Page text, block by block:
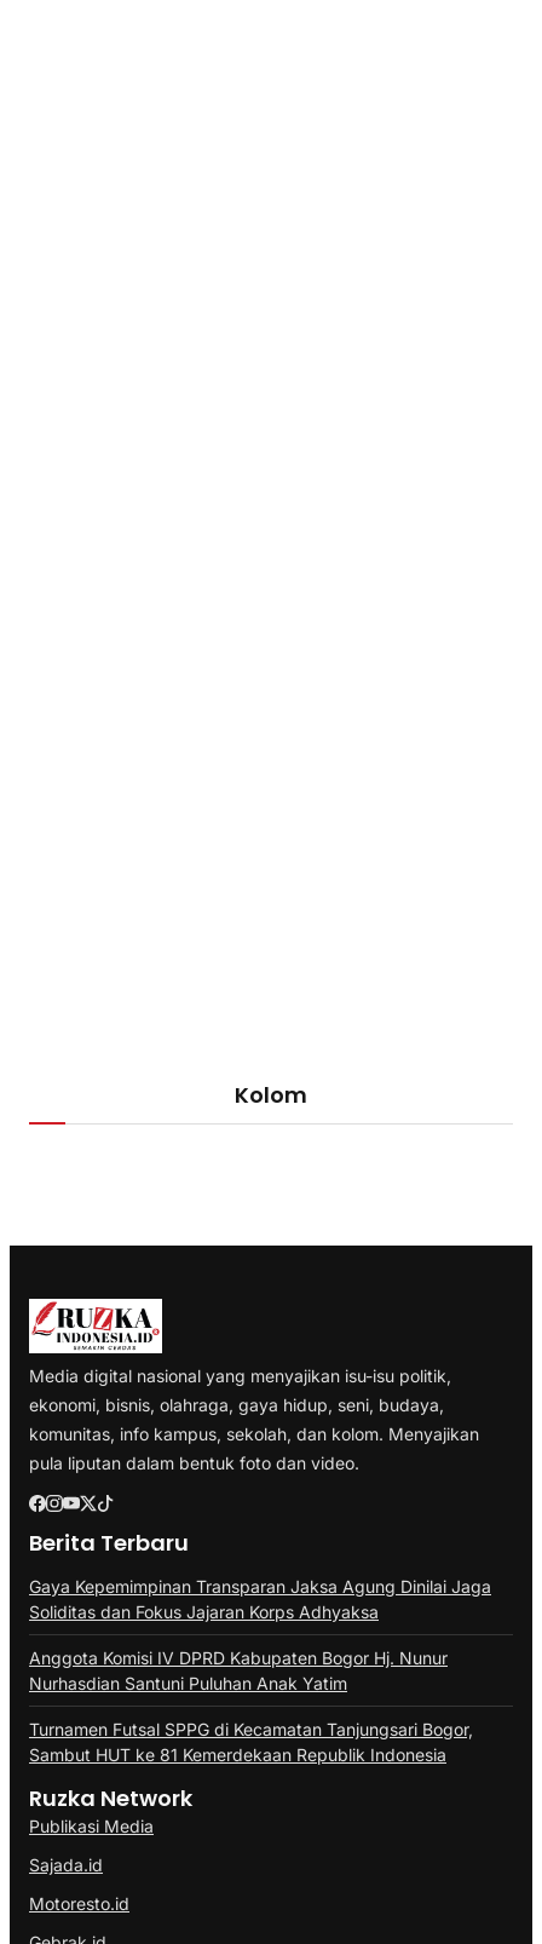
Kolom
Media digital nasional yang menyajikan isu-isu politik,
ekonomi, bisnis, olahraga, gaya hidup, seni, budaya,
komunitas, info kampus, sekolah, dan kolom. Menyajikan
pula liputan dalam bentuk foto dan video.
Berita Terbaru
Gaya Kepemimpinan Transparan Jaksa Agung Dinilai Jaga
Soliditas dan Fokus Jajaran Korps Adhyaksa
Anggota Komisi IV DPRD Kabupaten Bogor Hj. Nunur
Nurhasdian Santuni Puluhan Anak Yatim
Turnamen Futsal SPPG di Kecamatan Tanjungsari Bogor,
Sambut HUT ke 81 Kemerdekaan Republik Indonesia
Ruzka Network
Publikasi Media
Sajada.id
Motoresto.id